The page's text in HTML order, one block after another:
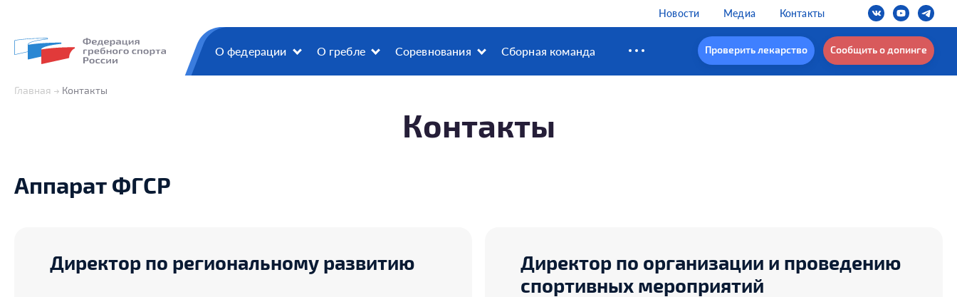
Новости Медиа Контакты
О федерации О гребле Соревнования Сборная команда Проверить лекарство Сообщить о допинге
Главная Контакты
Контакты
Аппарат ФГСР
Директор по региональному развитию
Директор по организации и проведению
спортивных мероприятий